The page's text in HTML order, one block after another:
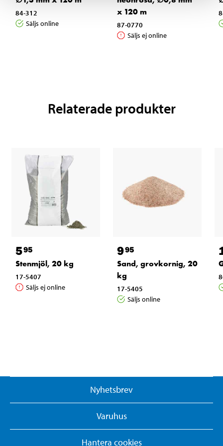
84-312
Säljs online
x 120 m
87-0770
Säljs ej online
Relaterade produkter
595
Stenmjöl, 20 kg
17-5407
Säljs ej online
995
Sand, grovkornig, 20
kg
17-5405
Säljs online
Nyhetsbrev
Varuhus
Hantera cookies